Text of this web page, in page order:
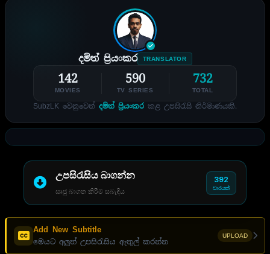
දමිත් ප්‍රියංකර TRANSLATOR
142
MOVIES
590
TV SERIES
732
TOTAL
SubzLK වෙනුවෙන් දමිත් ප්‍රියංකර කළ උපසිරැසි නිර්මාණයකි.
උපසිරැසිය බාගන්න
සෘජු බාගත කිරීම් සබැඳිය
392
වාරයක්
Add New Subtitle
මෙයට අලුත් උපසිරැසිය ඇතුල් කරන්න
UPLOAD